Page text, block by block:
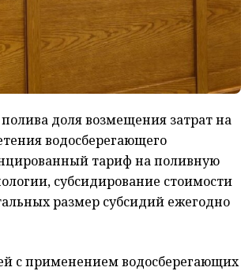
доля возмещения затрат на
водосберегающего
тариф на поливную
субсидирование стоимости
размер субсидий ежегодно
с применением водосберегающих